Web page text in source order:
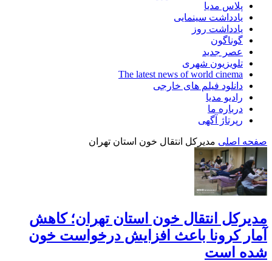
پلاس مدیا
یادداشت سینمایی
یادداشت روز
گوناگون
عصر جدید
تلویزیون شهری
The latest news of world cinema
دانلود فیلم های خارجی
رادیو مدیا
درباره ما
رپرتاژ آگهی
صفحه اصلی مدیرکل انتقال خون استان تهران
مدیرکل انتقال خون استان تهران؛ کاهش
آمار کرونا باعث افزایش درخواست خون
شده است